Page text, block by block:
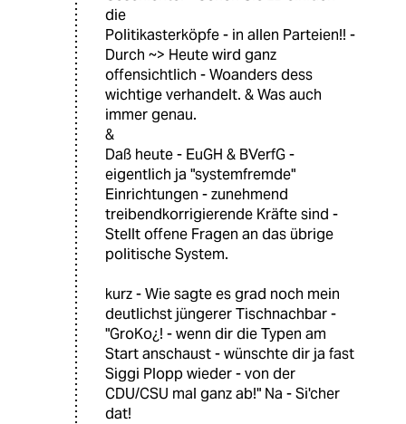
die
Politikasterköpfe - in allen Parteien!! -
Durch ~> Heute wird ganz
offensichtlich - Woanders dess
wichtige verhandelt. & Was auch
immer genau.
&
Daß heute - EuGH & BVerfG -
eigentlich ja "systemfremde"
Einrichtungen - zunehmend
treibendkorrigierende Kräfte sind -
Stellt offene Fragen an das übrige
politische System.
kurz - Wie sagte es grad noch mein
deutlichst jüngerer Tischnachbar -
"GroKo¿! - wenn dir die Typen am
Start anschaust - wünschte dir ja fast
Siggi Plopp wieder - von der
CDU/CSU mal ganz ab!" Na - Si'cher
dat!